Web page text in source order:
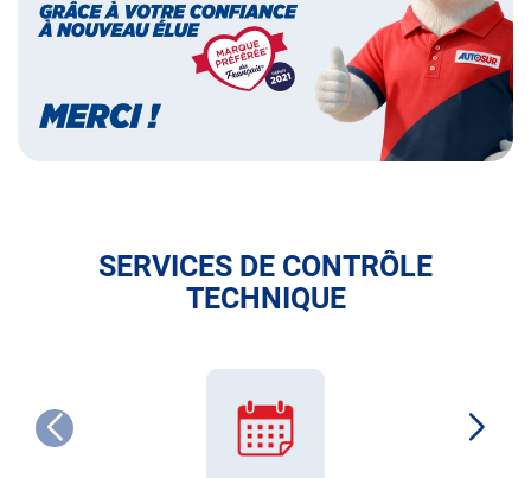
SERVICES DE CONTRÔLE
TECHNIQUE